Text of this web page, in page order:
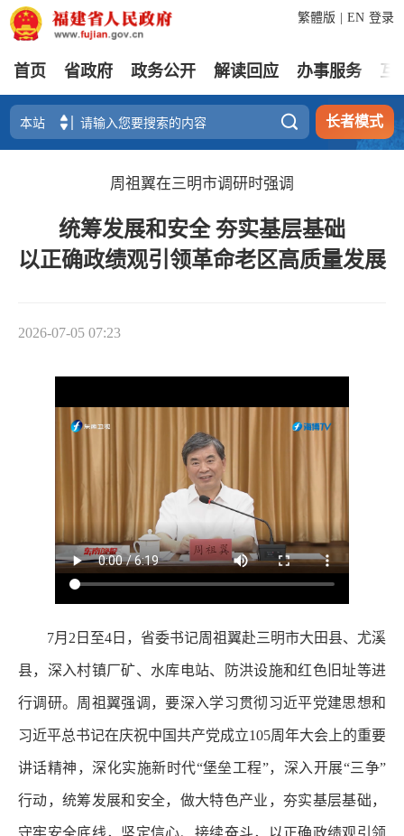
登录
繁體版 EN
首页 省政府 政务公开 解读回应 办事服务 互
 长者模式
周祖翼在三明市调研时强调
统筹发展和安全 夯实基层基础
以正确政绩观引领革命老区高质量发展
2026-07-05 07:23
7月2日至4日，省委书记周祖翼赴三明市大田县、尤溪
县，深入村镇厂矿、水库电站、防洪设施和红色旧址等进
行调研。周祖翼强调，要深入学习贯彻习近平党建思想和
习近平总书记在庆祝中国共产党成立105周年大会上的重要
讲话精神，深化实施新时代“堡垒工程”，深入开展“三争”
行动，统筹发展和安全，做大特色产业，夯实基层基础，
守牢安全底线，坚定信心、接续奋斗，以正确政绩观引领